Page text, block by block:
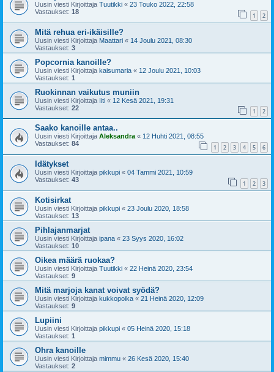
Uusin viesti Kirjoittaja Tuutikki « 23 Touko 2022, 22:58
Vastaukset: 18 1 2
Mitä rehua eri-ikäisille?
Uusin viesti Kirjoittaja Maattari « 14 Joulu 2021, 08:30
Vastaukset: 3
Popcornia kanoille?
Uusin viesti Kirjoittaja kaisumaria « 12 Joulu 2021, 10:03
Vastaukset: 1
Ruokinnan vaikutus muniin
Uusin viesti Kirjoittaja Iiti « 12 Kesä 2021, 19:31
Vastaukset: 22 1 2
Saako kanoille antaa..
Uusin viesti Kirjoittaja Aleksandra « 12 Huhti 2021, 08:55
Vastaukset: 84 1 2 3 4 5 6
Idätykset
Uusin viesti Kirjoittaja pikkupi « 04 Tammi 2021, 10:59
Vastaukset: 43 1 2 3
Kotisirkat
Uusin viesti Kirjoittaja pikkupi « 23 Joulu 2020, 18:58
Vastaukset: 13
Pihlajanmarjat
Uusin viesti Kirjoittaja ipana « 23 Syys 2020, 16:02
Vastaukset: 10
Oikea määrä ruokaa?
Uusin viesti Kirjoittaja Tuutikki « 22 Heinä 2020, 23:54
Vastaukset: 9
Mitä marjoja kanat voivat syödä?
Uusin viesti Kirjoittaja kukkopoika « 21 Heinä 2020, 12:09
Vastaukset: 9
Lupiini
Uusin viesti Kirjoittaja pikkupi « 05 Heinä 2020, 15:18
Vastaukset: 1
Ohra kanoille
Uusin viesti Kirjoittaja mimmu « 26 Kesä 2020, 15:40
Vastaukset: 2